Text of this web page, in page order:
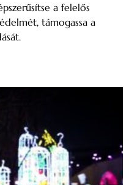
a felelős
támogassa a